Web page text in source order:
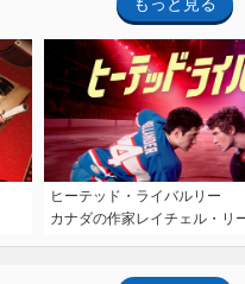
ヒーテッド・ライバルリー
カナダの作家レイチェル・リ